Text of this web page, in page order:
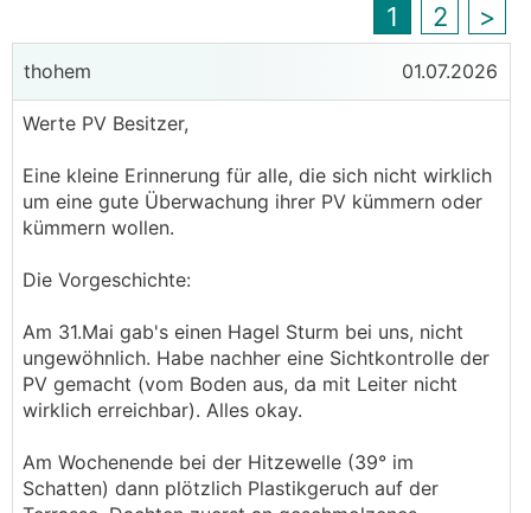
1 2 >
thohem 01.07.2026
Werte PV Besitzer,
Eine kleine Erinnerung für alle, die sich nicht wirklich
um eine gute Überwachung ihrer PV kümmern oder
kümmern wollen.
Die Vorgeschichte:
Am 31.Mai gab's einen Hagel Sturm bei uns, nicht
ungewöhnlich. Habe nachher eine Sichtkontrolle der
PV gemacht (vom Boden aus, da mit Leiter nicht
wirklich erreichbar). Alles okay.
Am Wochenende bei der Hitzewelle (39° im
Schatten) dann plötzlich Plastikgeruch auf der